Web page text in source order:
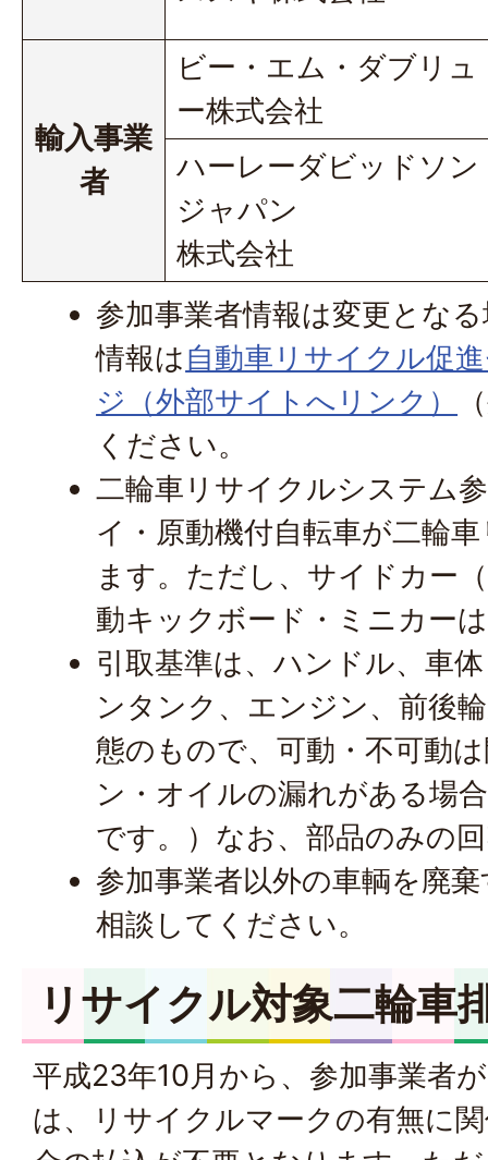
輸入事業
者
ビー・エム・ダブリュ
ー株式会社
ハーレーダビッドソン
ジャパン
株式会社
参加事業者情報は変更とな
情報は自動車リサイクル促
ジ（外部サイトへリンク）
ください。
二輪車リサイクルシステム
イ・原動機付自転車が二輪
ます。ただし、サイドカー
動キックボード・ミニカー
引取基準は、ハンドル、車
ンタンク、エンジン、前後
態のもので、可動・不可動
ン・オイルの漏れがある場
です。）なお、部品のみの
参加事業者以外の車輌を廃
相談してください。
リサイクル対象二輪車
平成23年10月から、参加事業者
は、リサイクルマークの有無に